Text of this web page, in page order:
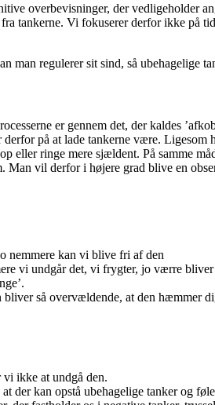
overbevisninger, der vedligeholder
tankerne. Vi fokuserer derfor ikke på
man regulerer sit sind, så ubehagelige
er gennem det, der kaldes
på at lade tankerne være.
eller ringe mere sjældent. På samme
vil derfor i højere grad blive en
nemmere kan vi blive fri af den
vi undgår det, vi frygter, jo værre bliver
så overvældende, at den hæmmer
vi ikke at undgå den.
der kan opstå ubehagelige tanker og